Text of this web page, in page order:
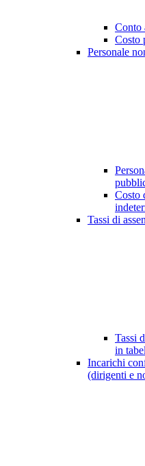
Conto
Costo
Personale
Costo
Tassi di
Tassi
in
Incarichi
(dirigenti e